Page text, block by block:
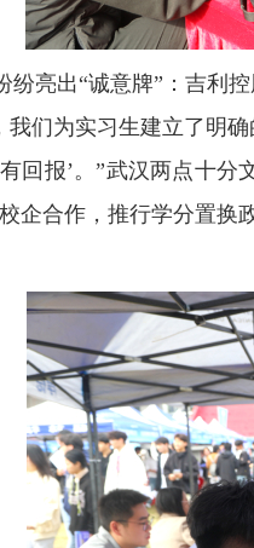
纷亮出“诚意牌” ：吉利
们为实习生建立了明
回报’。”武汉两点十分
企合作，推行学分置换